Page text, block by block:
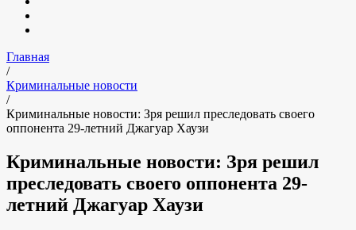
Главная
/
Криминальные новости
/
Криминальные новости: Зря решил преследовать своего
оппонента 29-летний Джагуар Хаузи
Криминальные новости: Зря решил
преследовать своего оппонента 29-
летний Джагуар Хаузи